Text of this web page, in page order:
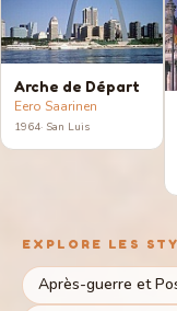
Arche de Départ
Eero Saarinen
1964· San Luis
EXPLORE LES
Après-guerre et